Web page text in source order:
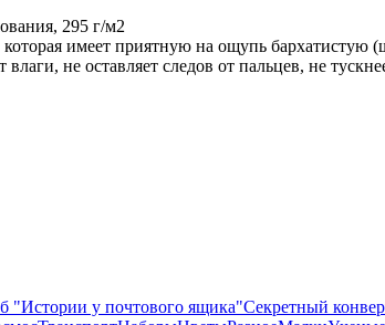
295 г/м2
имеет приятную на ощупь бархатистую
не оставляет следов от пальцев, не
"Истории у почтового ящика"Секретный